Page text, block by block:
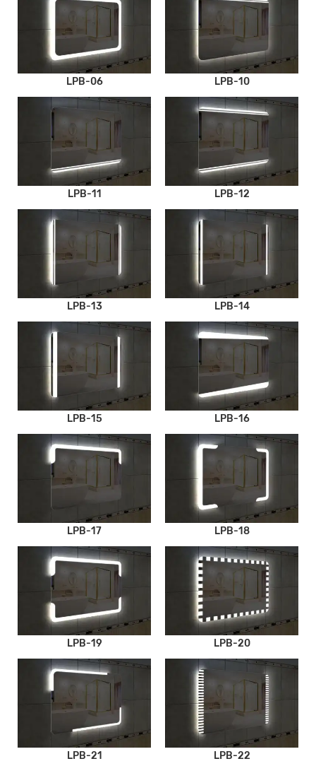
LPB-06 LPB-10
LPB-11 LPB-12
LPB-13 LPB-14
LPB-15 LPB-16
LPB-17 LPB-18
LPB-19 LPB-20
LPB-21 LPB-22